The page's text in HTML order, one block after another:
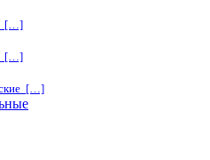
[…]
[…]
[…]